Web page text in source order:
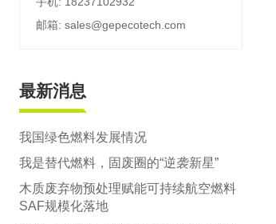
邮箱: sales@gepecotech.com
最新消息
我国绿色燃料发展情况
我是替代燃料，固废圈的“逆袭新星”
木质废弃物预处理赋能可持续航空燃料
SAF规模化落地